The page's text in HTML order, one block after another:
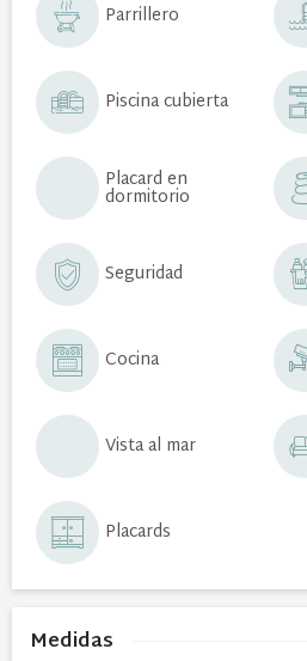
Parrillero
Piscina cubierta
Placard en
dormitorio
Seguridad
Cocina
Vista al mar
Placards
Medidas